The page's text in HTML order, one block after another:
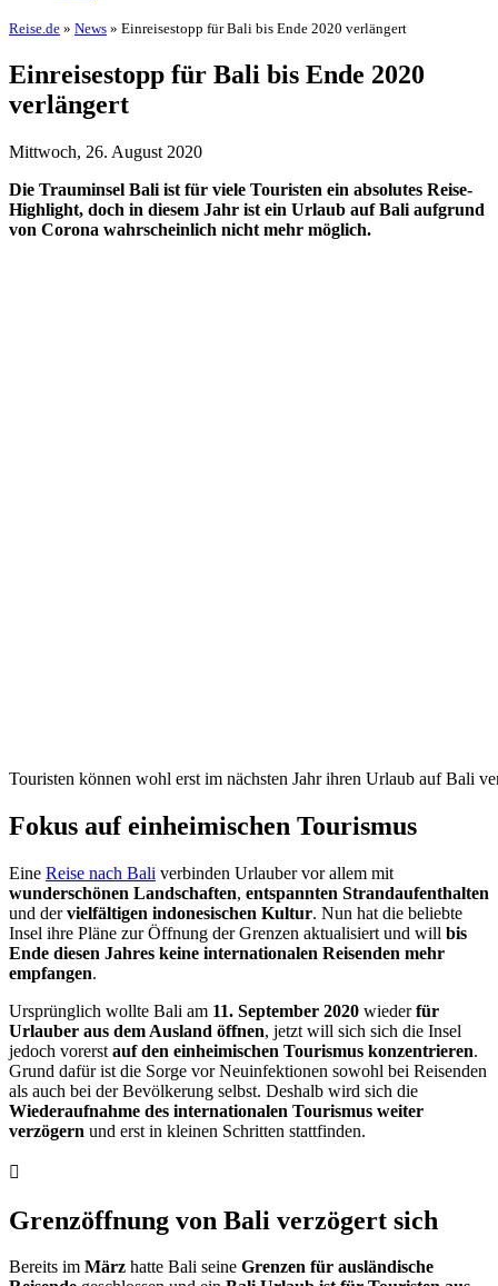
Reise.de » News » Einreisestopp für Bali bis Ende 2020 verlängert
Einreisestopp für Bali bis Ende 2020
verlängert
Mittwoch, 26. August 2020
Die Trauminsel Bali ist für viele Touristen ein absolutes Reise-
Highlight, doch in diesem Jahr ist ein Urlaub auf Bali aufgrund
von Corona wahrscheinlich nicht mehr möglich.
Touristen können wohl erst im nächsten Jahr ihren Urlaub auf Bali
Fokus auf einheimischen Tourismus
Eine Reise nach Bali verbinden Urlauber vor allem mit
wunderschönen Landschaften, entspannten Strandaufenthalten
und dervielfältigen indonesischen Kultur. Nun hat die beliebte
Insel ihre Pläne zur Öffnung der Grenzen aktualisiert und will bis
Ende diesen Jahres keine internationalen Reisenden mehr
empfangen.
Ursprünglich wollte Bali am 11. September 2020 wiederfür
Urlauber aus dem Ausland öffnen, jetzt will sich sich die Insel
jedoch vorerst auf den einheimischen Tourismus konzentrieren.
Grund dafür ist die Sorge vor Neuinfektionen sowohl bei Reisenden
als auch bei der Bevölkerung selbst. Deshalb wird sich die
Wiederaufnahme des internationalen Tourismus weiter
verzögern und erst in kleinen Schritten stattfinden.
Grenzöffnung von Bali verzögert sich
Bereits im März hatte Bali seine Grenzen für ausländische